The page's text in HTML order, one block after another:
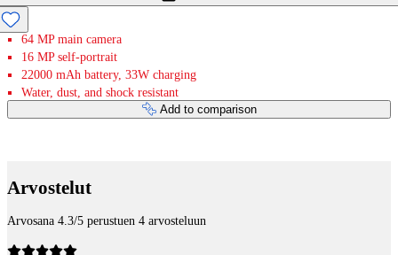
64 MP main camera
16 MP self-portrait
22000 mAh battery, 33W charging
Water, dust, and shock resistant
Add to comparison
Arvostelut
Arvosana 4.3/5 perustuen 4 arvosteluun